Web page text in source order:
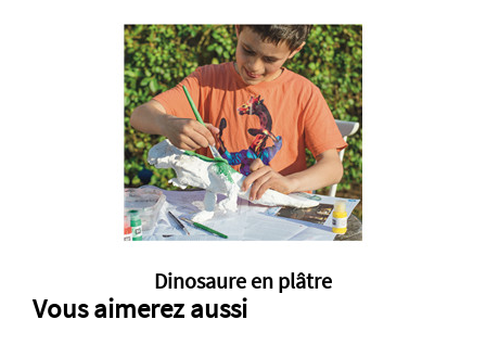
Dinosaure en plâtre
Vous aimerez aussi